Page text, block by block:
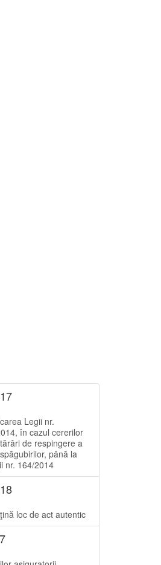
Legii nr.
în cazul cererilor
de respingere a
până la
nr. 164/2014
loc de act autentic